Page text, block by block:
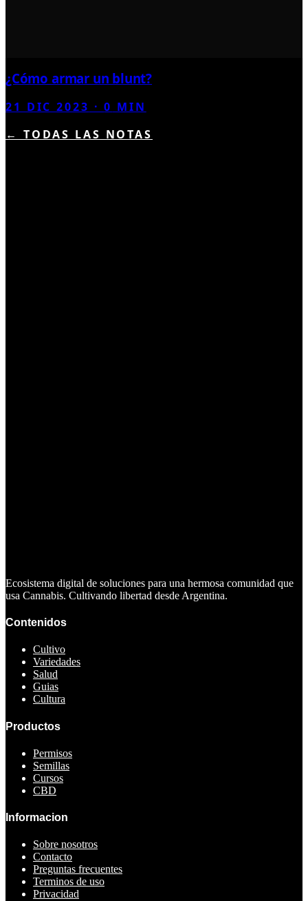
¿Cómo armar un blunt?
21 DIC 2023 ·0 MIN
← TODAS LAS NOTAS
Ecosistema digital de soluciones para una hermosa comunidad que
usa Cannabis. Cultivando libertad desde Argentina.
Contenidos
Cultivo
Variedades
Salud
Guias
Cultura
Productos
Permisos
Semillas
Cursos
CBD
Informacion
Sobre nosotros
Contacto
Preguntas frecuentes
Terminos de uso
Privacidad